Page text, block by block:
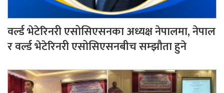
वर्ल्ड भेटेरिनरी एसोसिएसनका अध्यक्ष नेपालमा, नेपाल
र वर्ल्ड भेटेरिनरी एसोसिएसनबीच सम्झौता हुने